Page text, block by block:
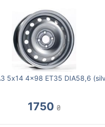
5x14 4x98 ET35 DIA58,6
1750 ₴